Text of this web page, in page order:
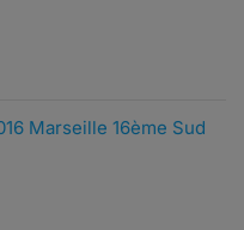
Marseille 16ème Sud